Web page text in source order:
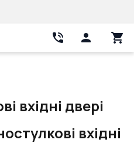
вхідні двері
вхідні